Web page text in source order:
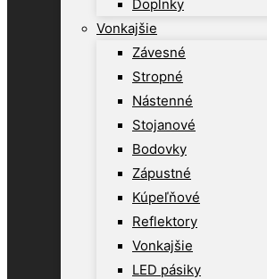
Doplnky
Vonkajšie
Závesné
Stropné
Nástenné
Stojanové
Bodovky
Zápustné
Kúpeľňové
Reflektory
Vonkajšie
LED pásiky